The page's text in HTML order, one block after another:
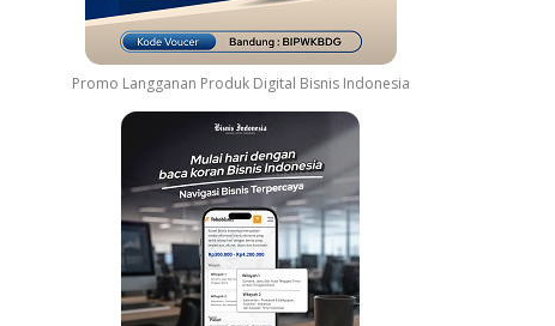
Promo Langganan Produk Digital Bisnis Indonesia